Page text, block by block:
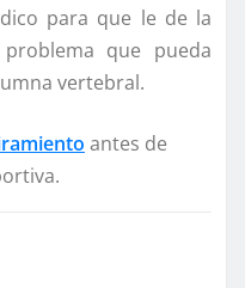
para que le de la
que pueda
vertebral.
antes de